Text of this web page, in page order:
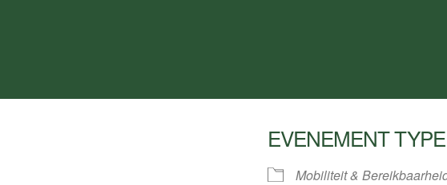
EVENEMENT TYPE
Mobiliteit &